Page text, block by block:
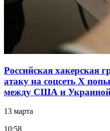
Российская хакерская
атаку на соцсеть Х
между США и
13 марта
10:58